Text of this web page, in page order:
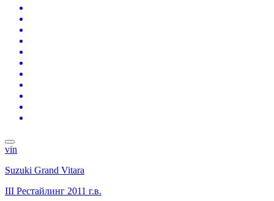
vin
Suzuki Grand Vitara
III Рестайлинг 2011 г.в.